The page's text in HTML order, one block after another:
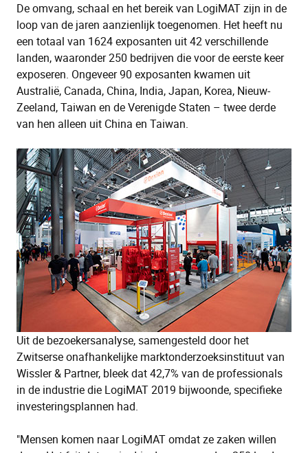
De omvang, schaal en het bereik van LogiMAT zijn in de
loop van de jaren aanzienlijk toegenomen. Het heeft nu
een totaal van 1624 exposanten uit 42 verschillende
landen, waaronder 250 bedrijven die voor de eerste keer
exposeren. Ongeveer 90 exposanten kwamen uit
Australië, Canada, China, India, Japan, Korea, Nieuw-
Zeeland, Taiwan en de Verenigde Staten – twee derde
van hen alleen uit China en Taiwan.
Uit de bezoekersanalyse, samengesteld door het
Zwitserse onafhankelijke marktonderzoeksinstituut van
Wissler & Partner, bleek dat 42,7% van de professionals
in de industrie die LogiMAT 2019 bijwoonde, specifieke
investeringsplannen had.
"Mensen komen naar LogiMAT omdat ze zaken willen